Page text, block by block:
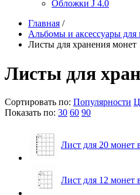
Обложки J 4.0
Главная /
Альбомы и аксессуары для
Листы для хранения монет
Листы для
Сортировать по: Популярности
Показать по: 30 60 90
Лист для 20 монет
Лист для 12 монет